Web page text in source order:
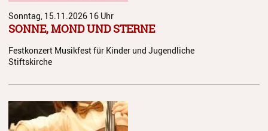
Blog
JuKO in Australien
Juso in Dänemark 2025
Spanienreise 2019
Japanreise 2019
Sonntag, 15.11.2026 16 Uhr
SONNE, MOND UND STERNE
Festkonzert Musikfest für Kinder und Jugendliche
Stiftskirche